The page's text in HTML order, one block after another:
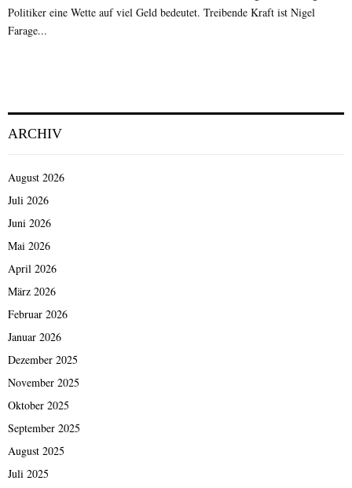
Politiker eine Wette auf viel Geld bedeutet. Treibende Kraft ist Nigel
Farage...
ARCHIV
August 2026
Juli 2026
Juni 2026
Mai 2026
April 2026
März 2026
Februar 2026
Januar 2026
Dezember 2025
November 2025
Oktober 2025
September 2025
August 2025
Juli 2025